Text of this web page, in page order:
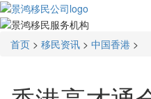
首页 > 移民资讯 > 中国香港 >